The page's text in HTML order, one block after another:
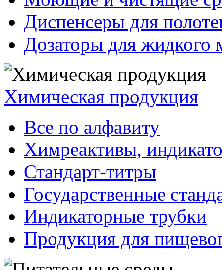
Диспенсеры для
Дозаторы для жидкого
Химическая продукция
Все по алфавиту
Химреактивы,
Стандарт-титры
Государственные
Индикаторные трубки
Продукция для